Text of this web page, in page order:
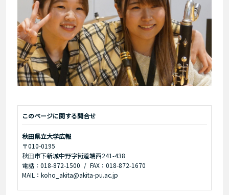
このページに関する問合せ
秋田県立大学広報
〒010-0195
秋田市下新城中野字街道端西241-438
電話：018-872-1500
FAX：018-872-1670
MAIL：koho_akita@akita-pu.ac.jp